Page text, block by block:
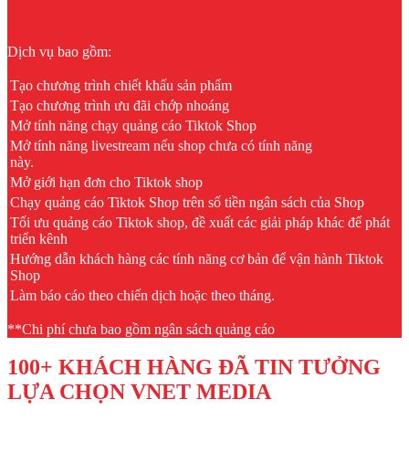
Dịch vụ bao gồm:
Tạo chương trình chiết khấu sản phẩm
Tạo chương trình ưu đãi chớp nhoáng
Mở tính năng chạy quảng cáo Tiktok Shop
Mở tính năng livestream nếu shop chưa có tính năng
này.
Mở giới hạn đơn cho Tiktok shop
Chạy quảng cáo Tiktok Shop trên số tiền ngân sách của Shop
Tối ưu quảng cáo Tiktok shop, đề xuất các giải pháp khác để phát
triển kênh
Hướng dẫn khách hàng các tính năng cơ bản để vận hành Tiktok
Shop
Làm báo cáo theo chiến dịch hoặc theo tháng.
**Chi phí chưa bao gồm ngân sách quảng cáo
100+ KHÁCH HÀNG ĐÃ TIN TƯỞNG
LỰA CHỌN VNET MEDIA